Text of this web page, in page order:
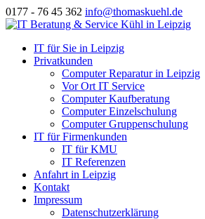
0177 - 76 45 362 info@thomaskuehl.de
IT für Sie in Leipzig
Privatkunden
Computer Reparatur in Leipzig
Vor Ort IT Service
Computer Kaufberatung
Computer Einzelschulung
Computer Gruppenschulung
IT für Firmenkunden
IT für KMU
IT Referenzen
Anfahrt in Leipzig
Kontakt
Impressum
Datenschutzerklärung